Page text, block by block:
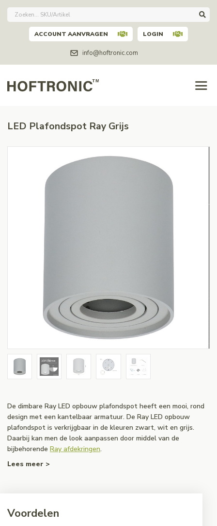
info@hoftronic.com
ACCOUNT AANVRAGEN LOGIN
LED Plafondspot Ray Grijs
De dimbare Ray LED opbouw plafondspot heeft een mooi, rond
design met een kantelbaar armatuur. De Ray LED opbouw
plafondspot is verkrijgbaar in de kleuren zwart, wit en grijs.
Daarbij kan men de look aanpassen door middel van de
bijbehorende Ray afdekringen.
Lees meer >
Voordelen